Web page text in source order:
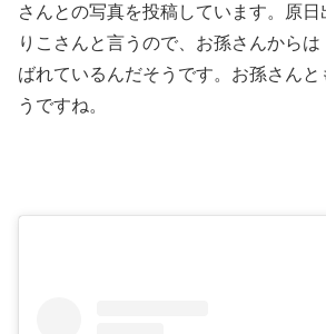
さんとの写真を投稿しています。原
りこさんと言うので、お孫さんから
ばれているんだそうです。お孫さん
うですね。